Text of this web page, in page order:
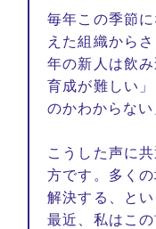
毎年この季節
えた組織から
年の新人は飲
育成が難しい
のかわからない
こうした声に
方です。多く
解決する、と
最近、私はこ